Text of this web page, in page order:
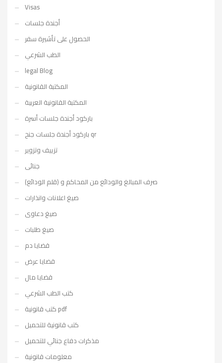
Visas
أجندة جلسات
الحصول على تأشيرة سفر
الطب الشرعي
legal Blog
المكتبة القانونية
المكتبة القانونية العربية
باركود أجندة جلسات أسرة
باركود أجندة جلسات جنح qr
تزييف وتزوير
جنائى
صرف المبالغ والودائع من المحاكم و (قلم الودائع)
صيغ اعلانات وانذارات
صيغ دعاوى
صيغ طلبات
قضايا دم
قضايا عرض
قضايا مال
كتب الطب الشرعي
كتب قانونية pdf
كتب قانونية للتحميل
مذكرات دفاع جنائي للتحميل
معلومات قانونية